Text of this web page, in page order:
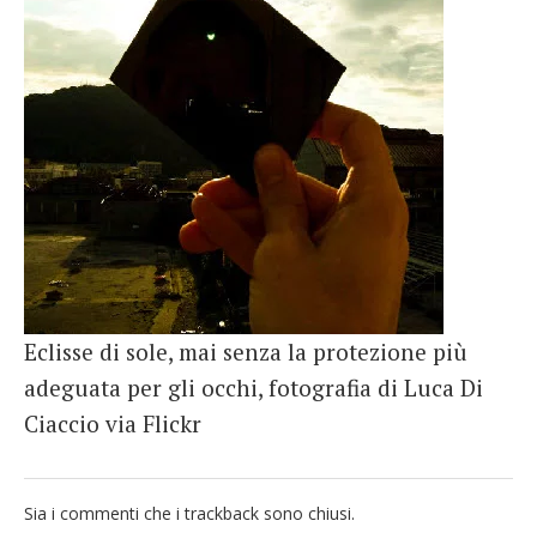
French
Italiano
Eclisse di sole, mai senza la protezione più
adeguata per gli occhi, fotografia di Luca Di
Ciaccio via Flickr
Sia i commenti che i trackback sono chiusi.